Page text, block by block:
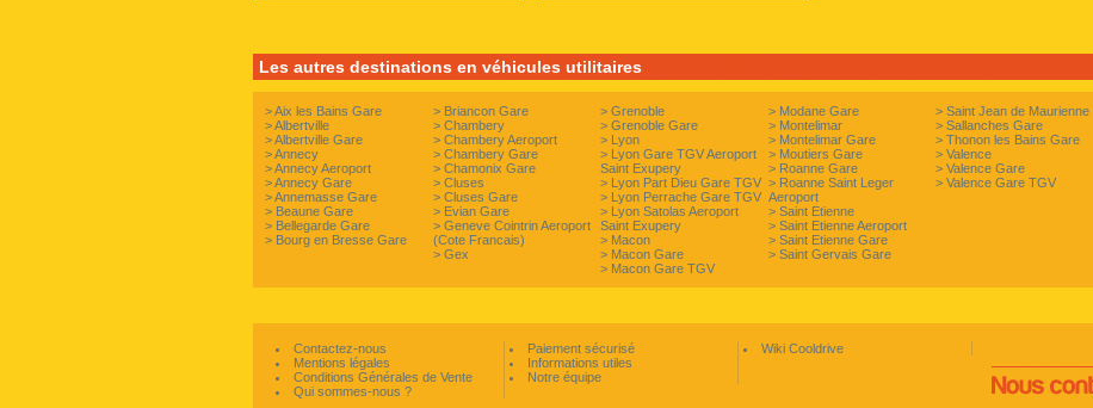
Les autres destinations en véhicules utilitaires
>Aix les Bains Gare
>Albertville
>Albertville Gare
>Annecy
>Annecy Aeroport
>Annecy Gare
>Annemasse Gare
> Beaune Gare
> Bellegarde Gare
> Bourg en Bresse Gare
> Briancon Gare
> Chambery
> Chambery Aeroport
> Chambery Gare
> Chamonix Gare
> Cluses
> Cluses Gare
> Evian Gare
> Geneve Cointrin Aeroport
(Cote Francais)
> Gex
>Grenoble
>Grenoble Gare
> Lyon
> Lyon Gare TGV Aeroport
Saint Exupery
> Lyon Part Dieu Gare TGV
> Lyon Perrache Gare TGV
> Lyon Satolas Aeroport
Saint Exupery
> Macon
> Macon Gare
> Macon Gare TGV
> Modane Gare
> Montelimar
> Montelimar Gare
> Moutiers Gare
> Roanne Gare
> Roanne Saint Leger
Aeroport
> Saint Etienne
> Saint Etienne Aeroport
> Saint Etienne Gare
> Saint Gervais Gare
>Saint Jean de Maurienne
>Sallanches Gare
>Thonon les Bains Gare
>Valence
>Valence Gare
>Valence Gare TGV
Contactez-nous
Mentions légales
Conditions Générales de Vente
Qui sommes-nous ?
Paiement sécurisé
Informations utiles
Notre équipe
Wiki Cooldrive